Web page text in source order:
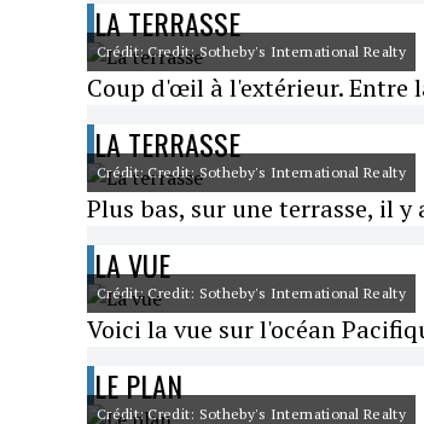
LA TERRASSE
Crédit: Credit: Sotheby's International Realty
Coup d'œil à l'extérieur. Entre
LA TERRASSE
Crédit: Credit: Sotheby's International Realty
Plus bas, sur une terrasse, il
LA VUE
Crédit: Credit: Sotheby's International Realty
Voici la vue sur l'océan
LE PLAN
Crédit: Credit: Sotheby's International Realty